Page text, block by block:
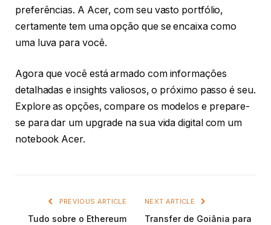
preferências. A Acer, com seu vasto portfólio,
certamente tem uma opção que se encaixa como
uma luva para você.
Agora que você está armado com informações
detalhadas e insights valiosos, o próximo passo é seu.
Explore as opções, compare os modelos e prepare-
se para dar um upgrade na sua vida digital com um
notebook Acer.
PREVIOUS ARTICLE
Tudo sobre o Ethereum
NEXT ARTICLE
Transfer de Goiânia para